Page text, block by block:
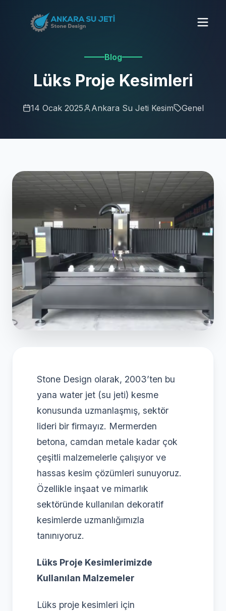
Blog
Lüks Proje Kesimleri
14 Ocak 2025 Ankara Su Jeti Kesim Genel
Stone Design olarak, 2003’ten bu
yana water jet (su jeti) kesme
konusunda uzmanlaşmış, sektör
lideri bir firmayız. Mermerden
betona, camdan metale kadar çok
çeşitli malzemelerle çalışıyor ve
hassas kesim çözümleri sunuyoruz.
Özellikle inşaat ve mimarlık
sektöründe kullanılan dekoratif
kesimlerde uzmanlığımızla
tanınıyoruz.
Lüks Proje Kesimlerimizde
Kullanılan Malzemeler
Lüks proje kesimleri için